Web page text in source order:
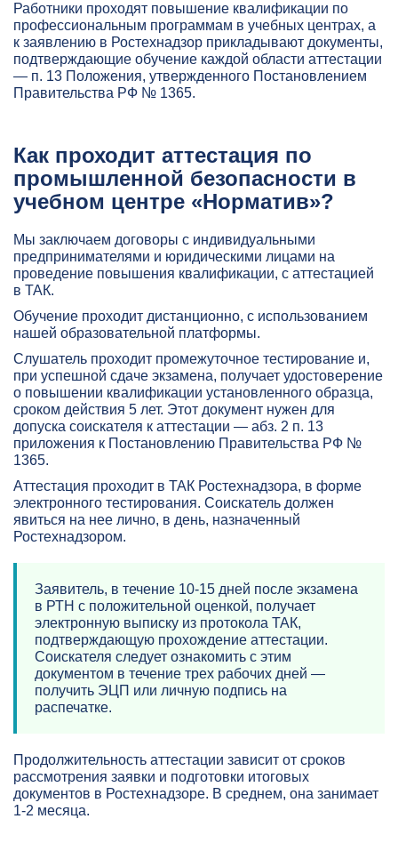
Работники проходят повышение квалификации по
профессиональным программам в учебных центрах, а
к заявлению в Ростехнадзор прикладывают документы,
подтверждающие обучение каждой области аттестации
— п. 13 Положения, утвержденного Постановлением
Правительства РФ № 1365.
Как проходит аттестация по
промышленной безопасности в
учебном центре «Норматив»?
Мы заключаем договоры с индивидуальными
предпринимателями и юридическими лицами на
проведение повышения квалификации, с аттестацией
в ТАК.
Обучение проходит дистанционно, с использованием
нашей образовательной платформы.
Слушатель проходит промежуточное тестирование и,
при успешной сдаче экзамена, получает удостоверение
о повышении квалификации установленного образца,
сроком действия 5 лет. Этот документ нужен для
допуска соискателя к аттестации — абз. 2 п. 13
приложения к Постановлению Правительства РФ №
1365.
Аттестация проходит в ТАК Ростехнадзора, в форме
электронного тестирования. Соискатель должен
явиться на нее лично, в день, назначенный
Ростехнадзором.
Заявитель, в течение 10-15 дней после экзамена
в РТН с положительной оценкой, получает
электронную выписку из протокола ТАК,
подтверждающую прохождение аттестации.
Соискателя следует ознакомить с этим
документом в течение трех рабочих дней —
получить ЭЦП или личную подпись на
распечатке.
Продолжительность аттестации зависит от сроков
рассмотрения заявки и подготовки итоговых
документов в Ростехнадзоре. В среднем, она занимает
1-2 месяца.